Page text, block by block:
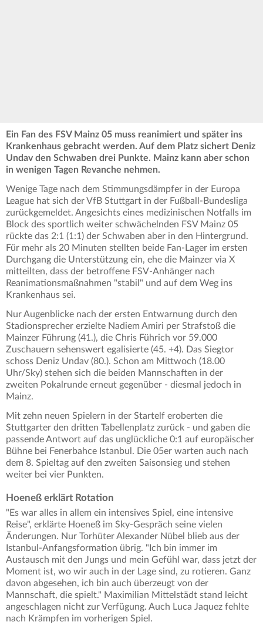
Ein Fan des FSV Mainz 05 muss reanimiert und später ins
Krankenhaus gebracht werden. Auf dem Platz sichert Deniz
Undav den Schwaben drei Punkte. Mainz kann aber schon
in wenigen Tagen Revanche nehmen.
Wenige Tage nach dem Stimmungsdämpfer in der Europa
League hat sich der VfB Stuttgart in der Fußball-Bundesliga
zurückgemeldet. Angesichts eines medizinischen Notfalls im
Block des sportlich weiter schwächelnden FSV Mainz 05
rückte das 2:1 (1:1) der Schwaben aber in den Hintergrund.
Für mehr als 20 Minuten stellten beide Fan-Lager im ersten
Durchgang die Unterstützung ein, ehe die Mainzer via X
mitteilten, dass der betroffene FSV-Anhänger nach
Reanimationsmaßnahmen "stabil" und auf dem Weg ins
Krankenhaus sei.
Nur Augenblicke nach der ersten Entwarnung durch den
Stadionsprecher erzielte Nadiem Amiri per Strafstoß die
Mainzer Führung (41.), die Chris Führich vor 59.000
Zuschauern sehenswert egalisierte (45. +4). Das Siegtor
schoss Deniz Undav (80.). Schon am Mittwoch (18.00
Uhr/Sky) stehen sich die beiden Mannschaften in der
zweiten Pokalrunde erneut gegenüber - diesmal jedoch in
Mainz.
Mit zehn neuen Spielern in der Startelf eroberten die
Stuttgarter den dritten Tabellenplatz zurück - und gaben die
passende Antwort auf das unglückliche 0:1 auf europäischer
Bühne bei Fenerbahce Istanbul. Die 05er warten auch nach
dem 8. Spieltag auf den zweiten Saisonsieg und stehen
weiter bei vier Punkten.
Hoeneß erklärt Rotation
"Es war alles in allem ein intensives Spiel, eine intensive
Reise", erklärte Hoeneß im Sky-Gespräch seine vielen
Änderungen. Nur Torhüter Alexander Nübel blieb aus der
Istanbul-Anfangsformation übrig. "Ich bin immer im
Austausch mit den Jungs und mein Gefühl war, dass jetzt der
Moment ist, wo wir auch in der Lage sind, zu rotieren. Ganz
davon abgesehen, ich bin auch überzeugt von der
Mannschaft, die spielt." Maximilian Mittelstädt stand leicht
angeschlagen nicht zur Verfügung. Auch Luca Jaquez fehlte
nach Krämpfen im vorherigen Spiel.